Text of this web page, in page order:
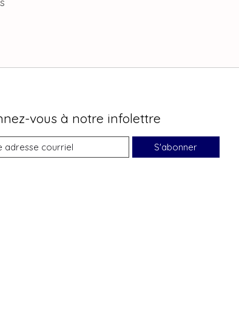
vous à notre infolettre
S'abonner